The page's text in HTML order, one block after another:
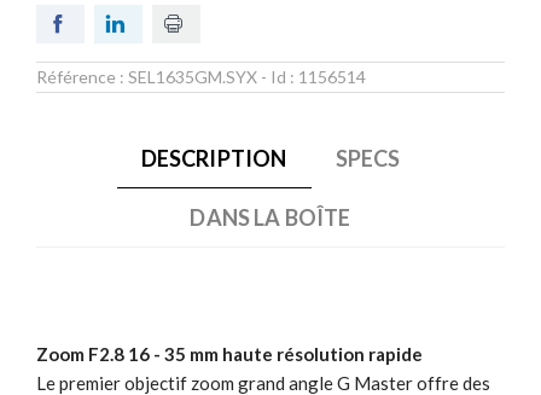
Référence : SEL1635GM.SYX - Id : 1156514
DESCRIPTION SPECS
DANS LA BOÎTE
Zoom F2.8 16 - 35 mm haute résolution rapide
Le premier objectif zoom grand angle G Master offre des